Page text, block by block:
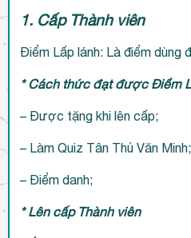
1. Cấp Thành viên
Điểm Lấp lánh: Là điểm dùng
* Cách thức đạt được Điểm
– Được tặng khi lên cấp;
– Làm Quiz Tân Thủ Văn Minh;
– Điểm danh;
* Lên cấp Thành viên